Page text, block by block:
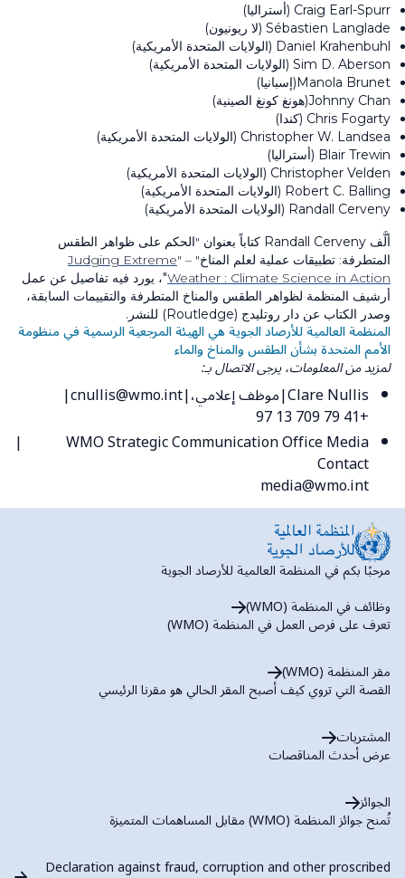
Craig Earl-Spurr (أستراليا)
Sébastien Langlade (لا ريونيون)
Daniel Krahenbuhl (الولايات المتحدة الأمريكية)
Sim D. Aberson (الولايات المتحدة الأمريكية)
Manola Brunet(إسبانيا)
Johnny Chan(هونغ كونغ الصينية)
Chris Fogarty (كندا)
Christopher W. Landsea (الولايات المتحدة الأمريكية)
Blair Trewin (أستراليا)
Christopher Velden (الولايات المتحدة الأمريكية)
Robert C. Balling (الولايات المتحدة الأمريكية)
Randall Cerveny (الولايات المتحدة الأمريكية)
ألَّف Randall Cerveny كتاباً بعنوان
"الحكم على ظواهر الطقس
المتطرفة: تطبيقات عملية لعلم المناخ" – "Judging Extreme
Weather : Climate Science in Action"، يورد فيه تفاصيل عن عمل
أرشيف المنظمة لظواهر الطقس والمناخ المتطرفة والتقييمات السابقة،
وصدر الكتاب عن دار روتليدج (Routledge) للنشر.
المنظمة العالمية للأرصاد الجوية هي الهيئة المرجعية الرسمية في منظومة
الأمم المتحدة بشأن الطقس والمناخ والماء
لمزيد من المعلومات، يرجى الاتصال بـ:
Clare Nullis موظف إعلامي، cnullis@wmo.int
+41 79 709 13 97
WMO Strategic Communication Office Media
Contact
media@wmo.int
مرحبًا بكم في المنظمة العالمية للأرصاد الجوية
وظائف في المنظمة (WMO)
تعرف على فرص العمل في المنظمة (WMO)
مقر المنظمة (WMO)
القصة التي تروي كيف أصبح المقر الحالي هو مقرنا الرئيسي
المشتريات
عرض أحدث المناقصات
الجوائز
تُمنح جوائز المنظمة (WMO) مقابل المساهمات المتميزة
Declaration against fraud, corruption and other proscribed